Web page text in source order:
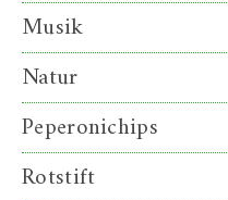
Musik
Natur
Peperonichips
Rotstift